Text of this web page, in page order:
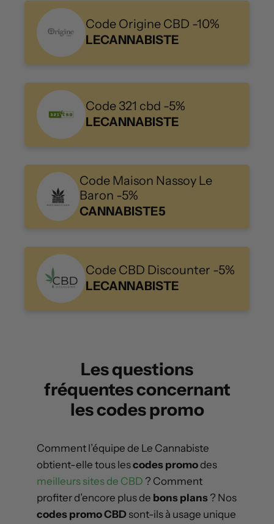
Code Origine CBD -10%
LECANNABISTE
Code 321 cbd -5%
LECANNABISTE
Code Maison Nassoy Le
Baron -5%
CANNABISTE5
Code CBD Discounter -5%
LECANNABISTE
Les questions
fréquentes concernant
les codes promo
Comment l’équipe de Le Cannabiste
obtient-elle tous lescodes promodes
meilleurs sites de CBD ? Comment
profiter d’encore plus de bons plans ? Nos
codes promo CBD sont-ils à usage unique